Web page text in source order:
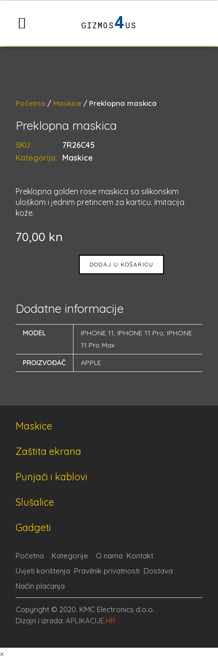
GIZMOS4US
Početna / Maskice / Preklopna maskica
Preklopna maskica
SKU:
7R26C45
Kategorija: Maskice
Preklopna golden rose maskica sa silikonskim
uloškom i jednim pretincem za karticu. Imitacija
kože.
70,00 kn
DODAJ U KOŠARICU
Dodatne informacije
MODEL IPHONE 11, IPHONE 11 Pro, IPHONE
11 Pro Max
PROIZVOĐAČ
APPLE
Maskice
Zaštita ekrana
Punjači i kablovi
Slušalice
Gadgeti
Početna Kategorije O nama Kontakt
Uvjeti korištenja Pravilnik privatnosti Dostava
Način plaćanja
Copyright © 2020. KMC Electronics d.o.o.
Dizajn i izrada: APLIKACIJE.HR
×